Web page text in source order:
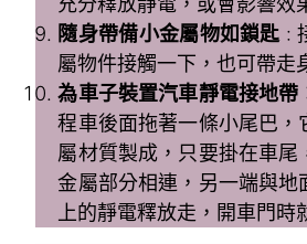
隨身帶備小金屬物如鎖匙 :
屬物件接觸一下，也可帶走
為車子裝置汽車靜電接地帶
程車後面拖著一條小尾巴，
屬材質製成，只要掛在車尾
金屬部分相連，另一端與地
上的靜電釋放走，開車門時